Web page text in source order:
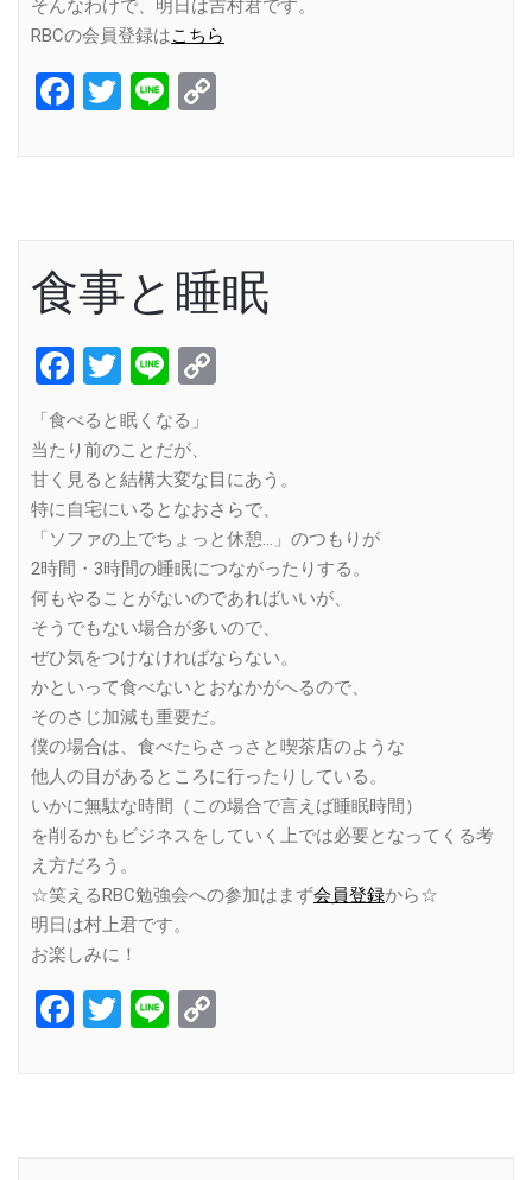
そんなわけで、明日は吉村君です。
RBCの会員登録はこちら
Facebook
Twitter
Line
食事と睡眠
Facebook
Twitter
Line
「食べると眠くなる」
当たり前のことだが、
甘く見ると結構大変な目にあう。
特に自宅にいるとなおさらで、
「ソファの上でちょっと休憩…」のつもりが
2時間・3時間の睡眠につながったりする。
何もやることがないのであればいいが、
そうでもない場合が多いので、
ぜひ気をつけなければならない。
かといって食べないとおなかがへるので、
そのさじ加減も重要だ。
僕の場合は、食べたらさっさと喫茶店のような
他人の目があるところに行ったりしている。
いかに無駄な時間（この場合で言えば睡眠時間）
を削るかもビジネスをしていく上では必要となってくる考
え方だろう。
☆笑えるRBC勉強会への参加はまず会員登録から☆
明日は村上君です。
お楽しみに！
Facebook
Twitter
Line